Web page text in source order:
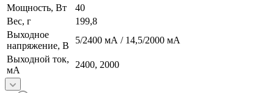
Мощность, Вт
40
Вес, г
199,8
Выходное
напряжение, В
5/2400 мА / 14,5/2000 мА
Выходной ток,
мА
2400, 2000